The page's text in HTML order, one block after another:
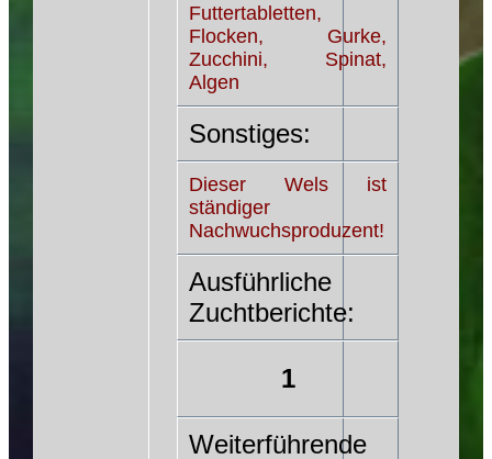
Futtertabletten,
Flocken, Gurke,
Zucchini, Spinat,
Algen
Sonstiges:
Dieser Wels ist
ständiger
Nachwuchsproduzent!
Ausführliche
Zuchtberichte:
1
Weiterführende